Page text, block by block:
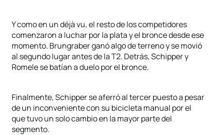
Y como en un déjà vu, el resto de los competidores
comenzaron a luchar por la plata y el bronce desde ese
momento. Brungraber ganó algo de terreno y se movió
al segundo lugar antes de la T2. Detrás, Schipper y
Romele se batían a duelo por el bronce.
Finalmente, Schipper se aferró al tercer puesto a pesar
de un inconveniente con su bicicleta manual por el
que tuvo un solo cambio en la mayor parte del
segmento.